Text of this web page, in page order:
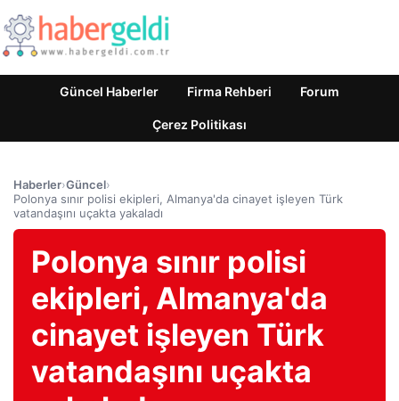
Güncel Haberler Firma Rehberi Forum
Çerez Politikası
Haberler›Güncel›
Polonya sınır polisi ekipleri, Almanya'da cinayet işleyen Türk
vatandaşını uçakta yakaladı
Polonya sınır polisi
ekipleri, Almanya'da
cinayet işleyen Türk
vatandaşını uçakta